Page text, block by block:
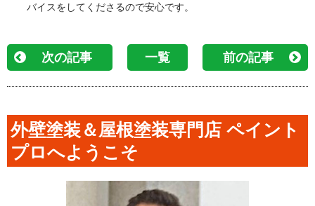
バイスをしてくださるので安心です。
次の記事 一覧 前の記事
外壁塗装＆屋根塗装専門店 ペイント
プロへようこそ